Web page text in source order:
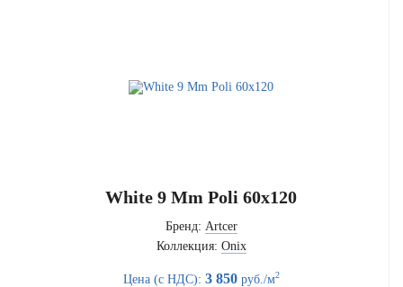
White 9 Mm Poli 60x120
Бренд: Artcer
Коллекция: Onix
Цена (с НДС): 3 850руб./м2